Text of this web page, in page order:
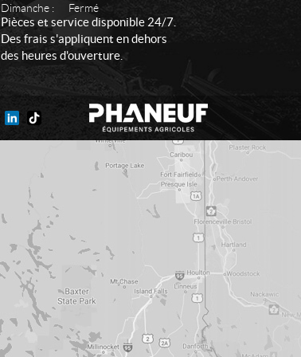
Dimanche :
Fermé
Pièces et service disponible 24/7.
Des frais s'appliquent en dehors
des heures d'ouverture.